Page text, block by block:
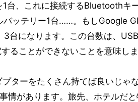
、これに接続するBluetoothキー
ッテリー1台……。もしGoogle
台になります。この台数は、
ることができないことを意味しま
ターをたくさん持てば良いじゃ
情があります。旅先、ホテルだと